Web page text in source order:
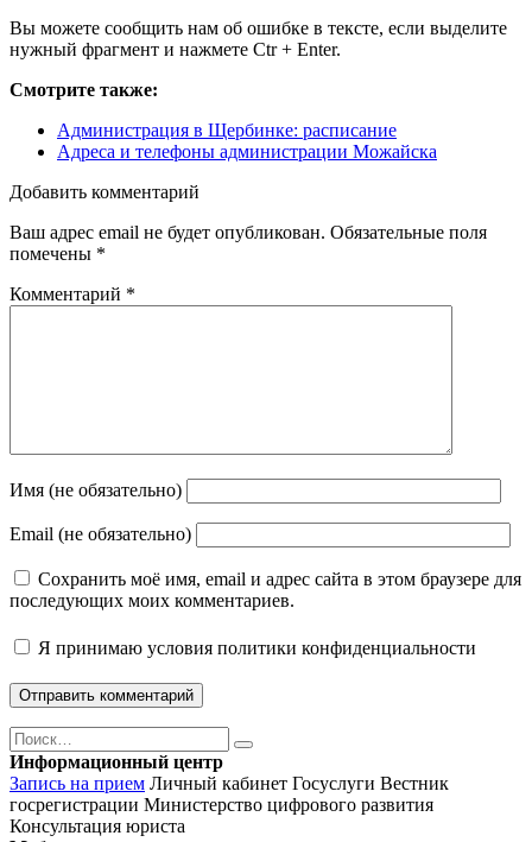
Вы можете сообщить нам об ошибке в тексте, если выделите
нужный фрагмент и нажмете Ctr + Enter.
Смотрите также:
Администрация в Щербинке: расписание
Адреса и телефоны администрации Можайска
Добавить комментарий
Ваш адрес email не будет опубликован. Обязательные поля
помечены *
Комментарий *
Имя (не обязательно)
Email (не обязательно)
Сохранить моё имя, email и адрес сайта в этом браузере для
последующих моих комментариев.
Я принимаю условия политики конфиденциальности
Поиск
Найти
Информационный центр
Запись на прием Личный кабинет Госуслуги Вестник
госрегистрации Министерство цифрового развития
Консультация юриста